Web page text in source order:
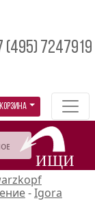
(495) 7247919
Корзина
-Igora